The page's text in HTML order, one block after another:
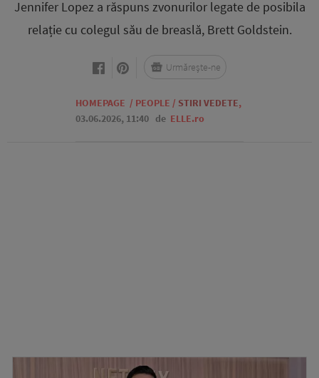
Jennifer Lopez a răspuns zvonurilor legate de posibila
relație cu colegul său de breaslă, Brett Goldstein.
HOMEPAGE / PEOPLE / STIRI VEDETE,
03.06.2026, 11:40 de ELLE.ro
Urmărește-ne